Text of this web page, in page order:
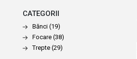
CATEGORII
Bănci (19)
Focare (38)
Trepte (29)